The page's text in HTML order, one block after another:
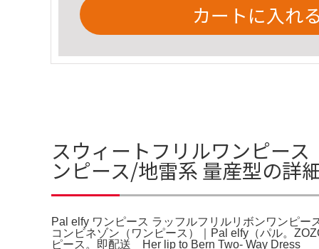
カートに入れ
スウィートフリルワンピー
ンピース/地雷系 量産型の詳
Pal elfy ワンピース ラッフルフリルリボンワンピ
コンビネゾン（ワンピース）｜Pal elfy（パル。
ピース。即配送 Her lip to Bern Two- Way Dress